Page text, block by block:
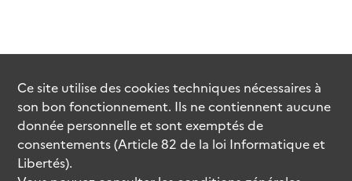
Ce site utilise descookiestechniques nécessaires à
son bon fonctionnement. Ils ne contiennent aucune
donnée personnelle et sont exemptés de
consentements (Article 82 de la loi Informatique et
Libertés).